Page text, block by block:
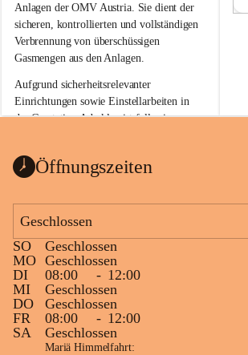
Anlagen der OMV Austria. Sie dient der
sicheren, kontrollierten und vollständigen
Verbrennung von überschüssigen
Gasmengen aus den Anlagen.
Aufgrund sicherheitsrelevanter
Einrichtungen sowie Einstellarbeiten in
der Gasstation Aderklaa ist fallweise
kommenden Tagen und Wochen wird
sein.
Die OMV Austria ist bemüht, für die
Bevölkerung ungewohnte, jedoch
technisch notwendige Betriebszustände so
kurz wie möglich zu halten.
Wir bitten daher die umliegende
Bevölkerung um Verständnis.
Öffnungszeiten
Geschlossen
SO
Geschlossen
MO Geschlossen
DI
08:00 - 12:00
MI
Geschlossen
DO
Geschlossen
FR
08:00 - 12:00
SA
Geschlossen
Mariä Himmelfahrt: